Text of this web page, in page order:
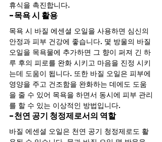
휴식을 촉진합니다.
-목욕 시 활용
목욕 시 바질 에센셜 오일을 사용하면 심신의
안정과 피부 건강에 좋습니다. 몇 방울의 바질
오일을 목욕물에 추가하면 그 향이 퍼져 긴 하
루 후의 피로를 완화 시키고 마음을 진정 시키
는데 도움이 됩니다. 또한 바질 오일은 피부에
영양을 주고 건조함을 완화하는 데에도 도움
을 줄 수 있어 목욕을 하면서 동시에 피부 관리
를 할 수 있는 이상적인 방법입니다.
-천연 공기 청정제로서의 역할
바질 에센셜 오일은 천연 공기 청정제로도 활